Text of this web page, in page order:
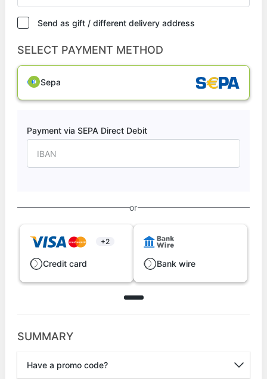
Send as gift / different delivery address
SELECT PAYMENT METHOD
Sepa
Payment via SEPA Direct Debit
or
+2
Credit card Bank wire
SUMMARY
Have a promo code?